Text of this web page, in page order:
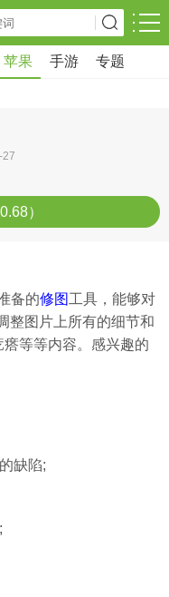
苹果 手游 专题
）
备的修图工具，能够对
整图片上所有的细节和
等等内容。感兴趣的
缺陷;